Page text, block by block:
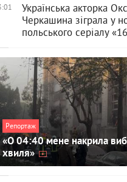
Українська акторка
Черкашина зіграла у
польського серіалу
Репортаж
«О 04:40 мене накрила
хвиля»